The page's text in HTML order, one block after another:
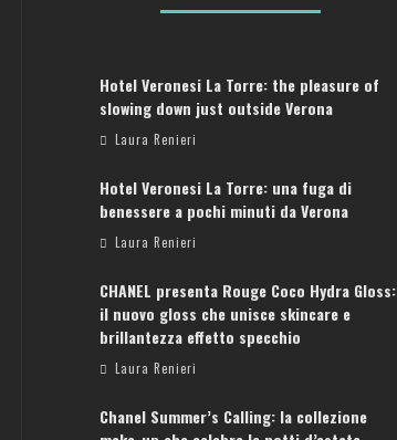
Hotel Veronesi La Torre: the pleasure of
slowing down just outside Verona
Laura Renieri
Hotel Veronesi La Torre: una fuga di
benessere a pochi minuti da Verona
Laura Renieri
CHANEL presenta Rouge Coco Hydra Gloss:
il nuovo gloss che unisce skincare e
brillantezza effetto specchio
Laura Renieri
Chanel Summer’s Calling: la collezione
PERFETTO
PERFETTO